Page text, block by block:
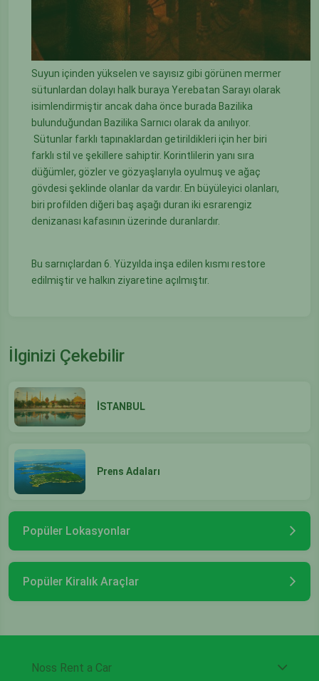
Suyun içinden yükselen ve sayısız gibi görünen mermer
sütunlardan dolayı halk buraya Yerebatan Sarayı olarak
isimlendirmiştir ancak daha önce burada Bazilika
bulunduğundan Bazilika Sarnıcı olarak da anılıyor.
Sütunlar farklı tapınaklardan getirildikleri için her biri
farklı stil ve şekillere sahiptir. Korintlilerin yanı sıra
düğümler, gözler ve gözyaşlarıyla oyulmuş ve ağaç
gövdesi şeklinde olanlar da vardır. En büyüleyici olanları,
biri profilden diğeri baş aşağı duran iki esrarengiz
denizanası kafasının üzerinde duranlardır.
Bu sarnıçlardan 6. Yüzyılda inşa edilen kısmı restore
edilmiştir ve halkın ziyaretine açılmıştır.
İlginizi Çekebilir
İSTANBUL
Prens Adaları
Popüler Lokasyonlar
Popüler Kiralık Araçlar
Noss Rent a Car